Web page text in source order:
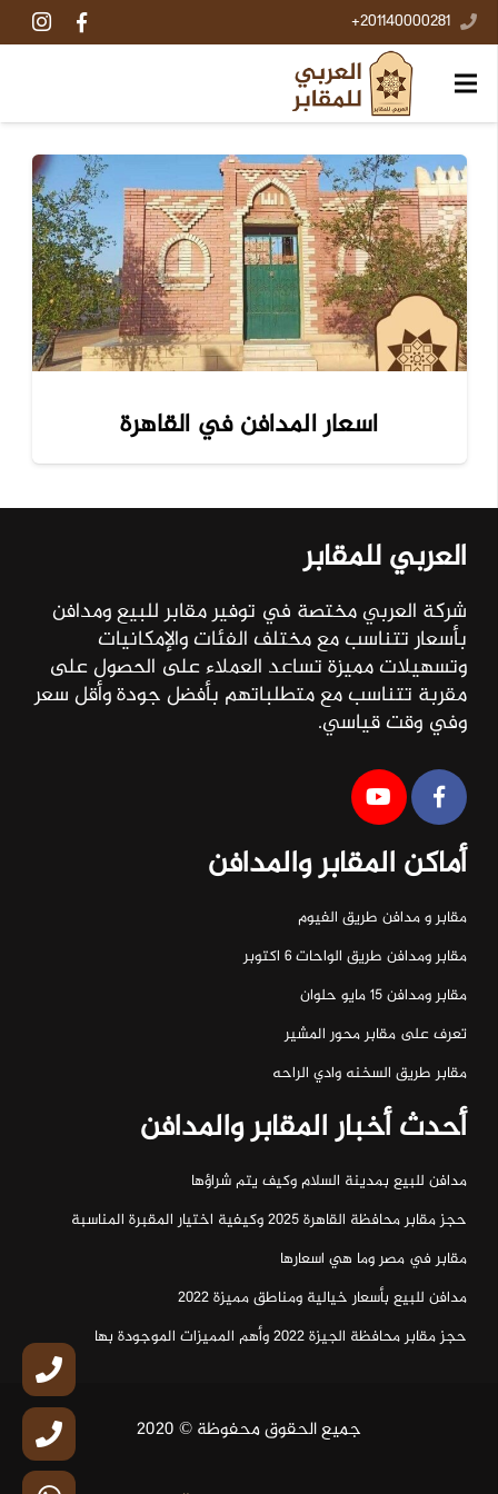
201140000281+
اسعار المدافن في القاهرة
العربي للمقابر
شركة العربي مختصة في توفير مقابر للبيع ومدافن
بأسعار تتناسب مع مختلف الفئات والإمكانيات
وتسهيلات مميزة تساعد العملاء على الحصول على
مقربة تتناسب مع متطلباتهم بأفضل جودة وأقل سعر
وفي وقت قياسي.
أماكن المقابر والمدافن
مقابر و مدافن طريق الفيوم
مقابر ومدافن طريق الواحات ٦ اكتوبر
مقابر ومدافن ١٥ مايو حلوان
تعرف على مقابر محور المشير
مقابر طريق السخنه وادي الراحه
أحدث أخبار المقابر والمدافن
مدافن للبيع بمدينة السلام وكيف يتم شراؤها
حجز مقابر محافظة القاهرة 2025 وكيفية اختيار المقبرة المناسبة
مقابر في مصر وما هي اسعارها
مدافن للبيع بأسعار خيالية ومناطق مميزة 2022
حجز مقابر محافظة الجيزة 2022 وأهم المميزات الموجودة بها
جميع الحقوق محفوظة © 2020